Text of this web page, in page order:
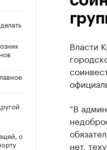
о
Власти
"В
нет,